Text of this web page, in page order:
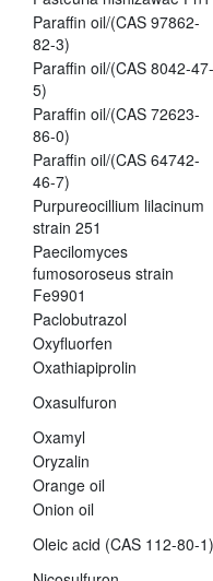
Paraffin oil/(CAS 97862-
82-3)
Paraffin oil/(CAS 8042-47-
5)
Paraffin oil/(CAS 72623-
86-0)
Paraffin oil/(CAS 64742-
46-7)
Purpureocillium lilacinum
strain 251
Paecilomyces
fumosoroseus strain
Fe9901
Paclobutrazol
Oxyfluorfen
Oxathiapiprolin
Oxasulfuron
Oxamyl
Oryzalin
Orange oil
Onion oil
Oleic acid (CAS 112-80-1)